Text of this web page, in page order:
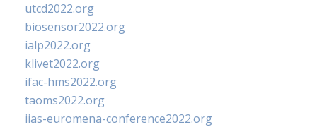
utcd2022.org
biosensor2022.org
ialp2022.org
klivet2022.org
ifac-hms2022.org
taoms2022.org
iias-euromena-conference2022.org